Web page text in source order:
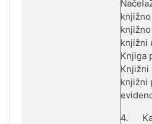
knjižno
knjižni
Knjiga
Knjižni
knjižni
4.